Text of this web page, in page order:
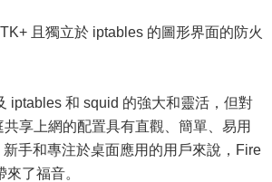
且獨立於 iptables 的圖形界面的防火
iptables 和 squid 的強大和靈活，但對
享上網的配置具有直觀、簡單、易用
手和專注於桌面應用的用戶來說，Fire
了福音。